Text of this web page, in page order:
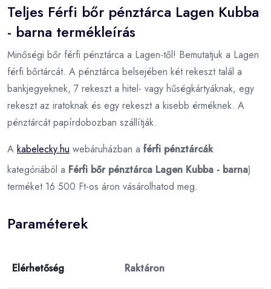
Teljes Férfi bőr pénztárca Lagen Kubba
- barna termékleírás
Minőségi bőr férfi pénztárca a Lagen-től! Bemutatjuk a Lagen
férfi bőrtárcát. A pénztárca belsejében két rekeszt talál a
bankjegyeknek, 7 rekeszt a hitel- vagy hűségkártyáknak, egy
rekeszt az iratoknak és egy rekeszt a kisebb érméknek. A
pénztárcát papírdobozban szállítják.
A kabelecky.hu webáruházban a férfi pénztárcák
kategóriából a Férfi bőr pénztárca Lagen Kubba - barna)
terméket 16 500 Ft-os áron vásárolhatod meg.
Paraméterek
Elérhetőség Raktáron